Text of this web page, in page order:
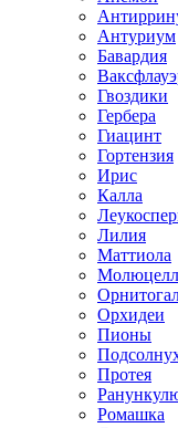
Антуриум
Бавардия
Гвоздики
Гербера
Гиацинт
Гортензия
Ирис
Калла
Лилия
Маттиола
Орхидеи
Пионы
Протея
Ромашка